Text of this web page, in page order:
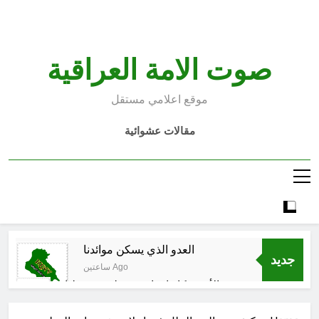
صوت الامة العراقية
موقع اعلامي مستقل
مقالات عشوائية
جديد
العدو الذي يسكن موائدنا
ساعتين Ago
بالأمس كانوا يراهنون على سقوطنا